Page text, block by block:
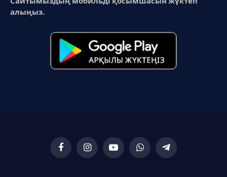
алыңыз.
FacebookInstagramYouTubeWhatsAppTelegram